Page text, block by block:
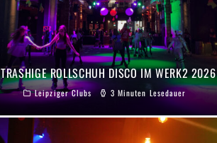
TRASHIGE ROLLSCHUH DISCO IM WERK2 2026
Leipziger Clubs 3 Minuten Lesedauer